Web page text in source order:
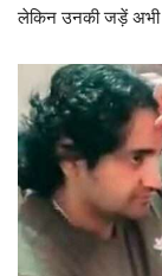
लेकिन उनकी जड़ें अभी